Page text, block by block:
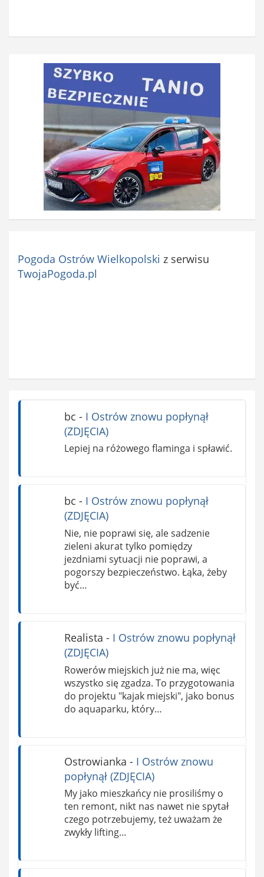
Pogoda Ostrów Wielkopolski z serwisu
TwojaPogoda.pl
bc - I Ostrów znowu popłynął
(ZDJĘCIA)
Lepiej na różowego flaminga i spławić.
bc - I Ostrów znowu popłynął
(ZDJĘCIA)
Nie, nie poprawi się, ale sadzenie
zieleni akurat tylko pomiędzy
jezdniami sytuacji nie poprawi, a
pogorszy bezpieczeństwo. Łąka, żeby
być…
Realista - I Ostrów znowu popłynął
(ZDJĘCIA)
Rowerów miejskich już nie ma, więc
wszystko się zgadza. To przygotowania
do projektu "kajak miejski", jako bonus
do aquaparku, który…
Ostrowianka - I Ostrów znowu
popłynął (ZDJĘCIA)
My jako mieszkańcy nie prosiliśmy o
ten remont, nikt nas nawet nie spytał
czego potrzebujemy, też uważam że
zwykły lifting…